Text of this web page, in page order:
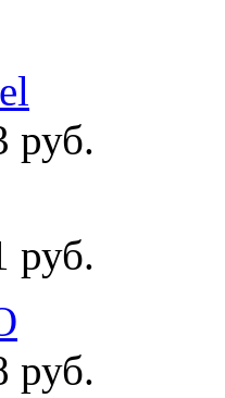
руб.
руб.
руб.